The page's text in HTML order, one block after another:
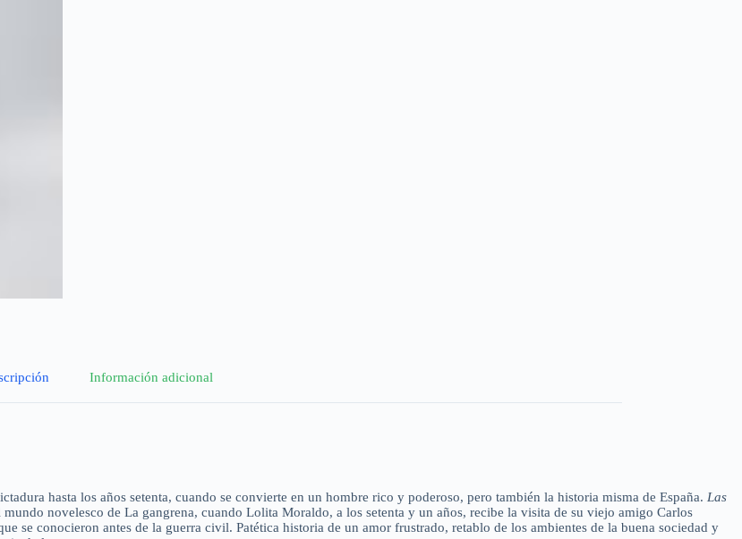
Información adicional
hasta los años setenta, cuando se convierte en un hombre rico y poderoso, pero también la historia misma de España. Las
novelesco de La gangrena, cuando Lolita Moraldo, a los setenta y un años, recibe la visita de su viejo amigo Carlos
se conocieron antes de la guerra civil. Patética historia de un amor frustrado, retablo de los ambientes de la buena sociedad y